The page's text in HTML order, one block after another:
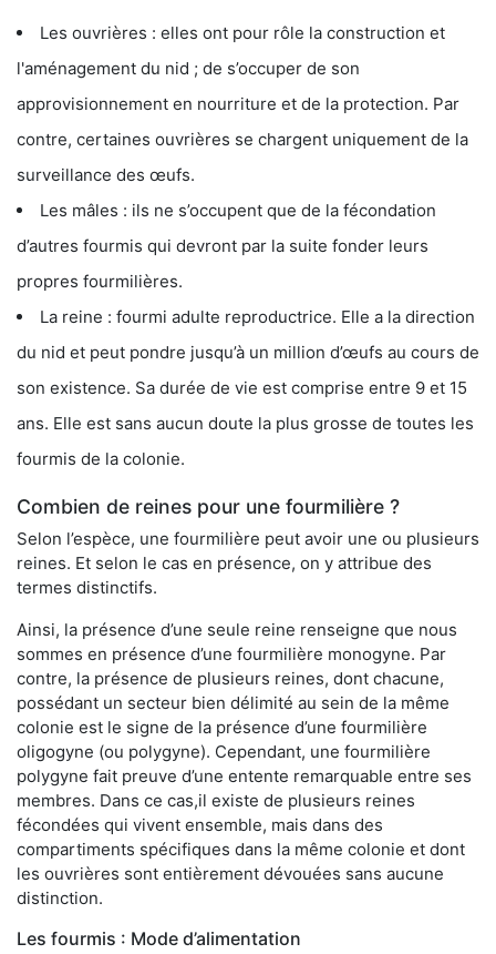
Les ouvrières : elles ont pour rôle la construction et
l'aménagement du nid ; de s’occuper de son
approvisionnement en nourriture et de la protection. Par
contre, certaines ouvrières se chargent uniquement de la
surveillance des œufs.
Les mâles : ils ne s’occupent que de la fécondation
d’autres fourmis qui devront par la suite fonder leurs
propres fourmilières.
La reine : fourmi adulte reproductrice. Elle a la direction
du nid et peut pondre jusqu’à un million d’œufs au cours de
son existence. Sa durée de vie est comprise entre 9 et 15
ans. Elle est sans aucun doute la plus grosse de toutes les
fourmis de la colonie.
Combien de reines pour une fourmilière ?
Selon l’espèce, une fourmilière peut avoir une ou plusieurs
reines. Et selon le cas en présence, on y attribue des
termes distinctifs.
Ainsi, la présence d’une seule reine renseigne que nous
sommes en présence d’une fourmilière monogyne. Par
contre, la présence de plusieurs reines, dont chacune,
possédant un secteur bien délimité au sein de la même
colonie est le signe de la présence d’une fourmilière
oligogyne (ou polygyne). Cependant, une fourmilière
polygyne fait preuve d’une entente remarquable entre ses
membres. Dans ce cas,il existe de plusieurs reines
fécondées qui vivent ensemble, mais dans des
compartiments spécifiques dans la même colonie et dont
les ouvrières sont entièrement dévouées sans aucune
distinction.
Les fourmis : Mode d’alimentation